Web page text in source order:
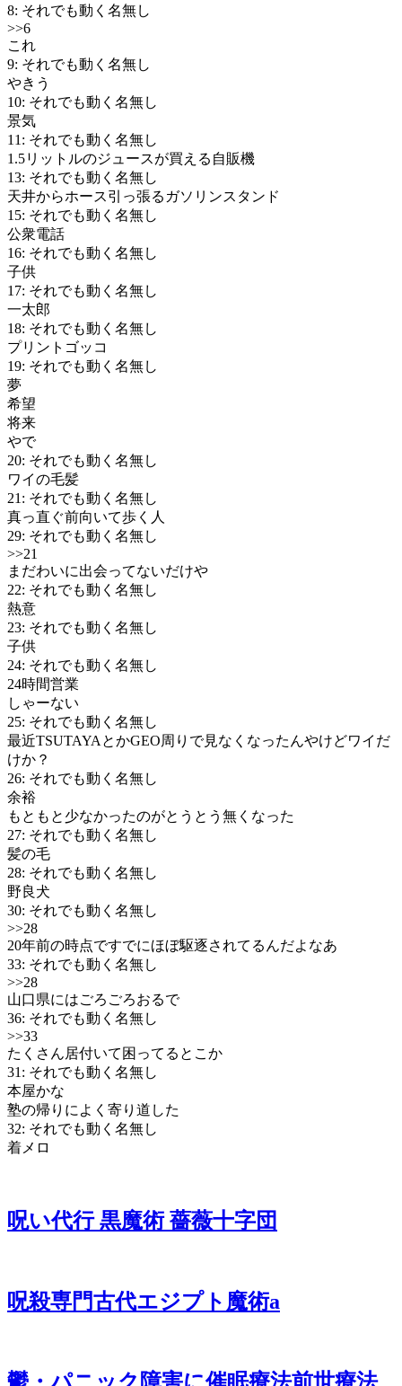
8: それでも動く名無し
>>6
これ
9: それでも動く名無し
やきう
10: それでも動く名無し
景気
11: それでも動く名無し
1.5リットルのジュースが買える自販機
13: それでも動く名無し
天井からホース引っ張るガソリンスタンド
15: それでも動く名無し
公衆電話
16: それでも動く名無し
子供
17: それでも動く名無し
一太郎
18: それでも動く名無し
プリントゴッコ
19: それでも動く名無し
夢
希望
将来
やで
20: それでも動く名無し
ワイの毛髪
21: それでも動く名無し
真っ直ぐ前向いて歩く人
29: それでも動く名無し
>>21
まだわいに出会ってないだけや
22: それでも動く名無し
熱意
23: それでも動く名無し
子供
24: それでも動く名無し
24時間営業
しゃーない
25: それでも動く名無し
最近TSUTAYAとかGEO周りで見なくなったんやけどワイだ
けか？
26: それでも動く名無し
余裕
もともと少なかったのがとうとう無くなった
27: それでも動く名無し
髪の毛
28: それでも動く名無し
野良犬
30: それでも動く名無し
>>28
20年前の時点ですでにほぼ駆逐されてるんだよなあ
33: それでも動く名無し
>>28
山口県にはごろごろおるで
36: それでも動く名無し
>>33
たくさん居付いて困ってるとこか
31: それでも動く名無し
本屋かな
塾の帰りによく寄り道した
32: それでも動く名無し
着メロ
呪い代行 黒魔術 薔薇十字団
呪殺専門古代エジプト魔術a